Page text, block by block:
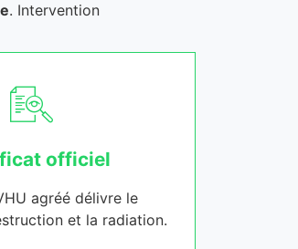
. Intervention
officiel
agréé délivre le
et la radiation.